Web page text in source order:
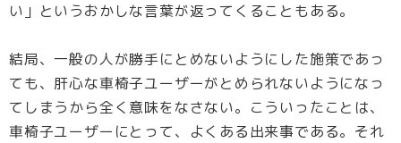
い」というおかしな言葉が返ってくることもある。
結局、一般の人が勝手にとめないようにした施策であっ
ても、肝心な車椅子ユーザーがとめられないようになっ
てしまうから全く意味をなさない。こういったことは、
車椅子ユーザーにとって、よくある出来事である。それ